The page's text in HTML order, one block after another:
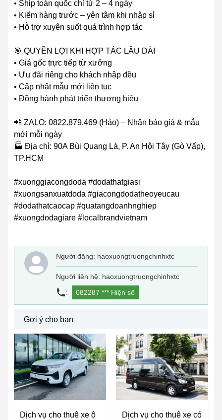
• Ship toàn quốc chỉ từ 2 – 4 ngày
• Kiểm hàng trước – yên tâm khi nhập sỉ
• Hỗ trợ xuyên suốt quá trình hợp tác
🎯 QUYỀN LỢI KHI HỢP TÁC LÂU DÀI
• Giá gốc trực tiếp từ xưởng
• Ưu đãi riêng cho khách nhập đều
• Cập nhật mẫu mới liên tục
• Đồng hành phát triển thương hiệu
📲 ZALO: 0822.879.469 (Hảo) – Nhận báo giá & mẫu
mới mỗi ngày
🏭 Địa chỉ: 90A Bùi Quang Là, P. An Hội Tây (Gò Vấp),
TP.HCM
#xuonggiacongdoda #dodathatgiasi
#xuongsanxuatdoda #giacongdodatheoyeucau
#dodathatcaocap #quatangdoanhnghiep
#xuongdodagiare #localbrandvietnam
Người đăng: haoxuongtruongchinhxtc
Người liên hệ: haoxuongtruongchinhxtc
:
082287 *** Hiện số
Gợi ý cho bạn
Dịch vụ cho thuê xe ô
Dịch vụ cho thuê xe có